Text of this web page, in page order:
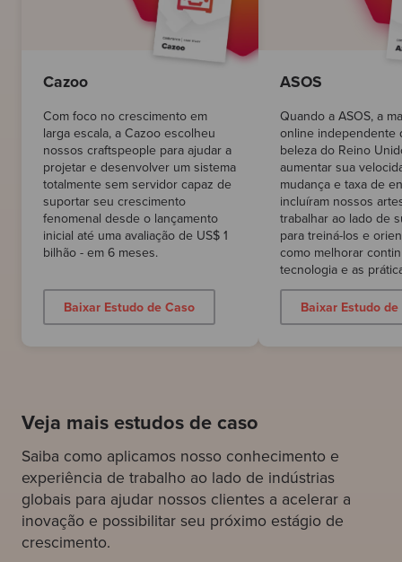
Cazoo
Com foco no crescimento em
larga escala, a Cazoo escolheu
nossos craftspeople para ajudar a
projetar e desenvolver um sistema
totalmente sem servidor capaz de
suportar seu crescimento
fenomenal desde o lançamento
inicial até uma avaliação de US$ 1
bilhão - em 6 meses.
Baixar Estudo de Caso
ASOS
Quando a ASOS, a
online independente
beleza do Reino
aumentar sua
mudança e taxa de
incluíram nossos
trabalhar ao lado de
para treiná-los e
como melhorar
tecnologia e as
Baixar Estudo de
Veja mais estudos de caso
Saiba como aplicamos nosso conhecimento e
experiência de trabalho ao lado de indústrias
globais para ajudar nossos clientes a acelerar a
inovação e possibilitar seu próximo estágio de
crescimento.